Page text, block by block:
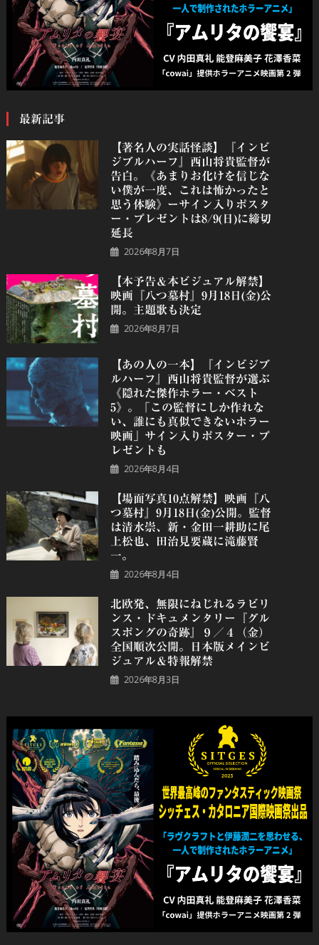
最新記事
【著名人の実話怪談】『インビ
ジブルハーフ』⻄⼭将貴監督が
告白。《あまりお化けを信じな
い僕が一度、これは怖かったと
思う体験》ーサイン入りポスタ
ー・プレゼントは8/9(日)に締切
延長
2026年8月7日
【本予告＆本ビジュアル解禁】
映画『八つ墓村』9月18日(金)公
開。主題歌も決定
2026年8月7日
【あの人の一本】『インビジブ
ルハーフ』⻄⼭将貴監督が選ぶ
《隠れた傑作ホラー・ベスト
5》。「この監督にしか作れな
い、誰にも真似できないホラー
映画」サイン入りポスター・プ
レゼントも
2026年8月4日
【場面写真10点解禁】映画『八
つ墓村』9月18日(金)公開。監督
は清水崇、新・金田一耕助に尾
上松也、田治見要蔵に滝藤賢
一。
2026年8月4日
北欧発、無限にねじれるラビリ
ンス・ドキュメンタリー『グル
スポングの奇跡』９／４（金）
全国順次公開。日本版メインビ
ジュアル＆特報解禁
2026年8月3日